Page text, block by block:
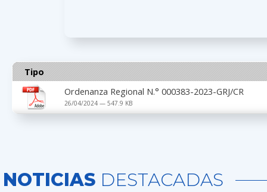
Tipo
Ordenanza Regional N.° 000383-2023-GRJ/CR
26/04/2024 — 547.9 KB
NOTICIAS DESTACADAS